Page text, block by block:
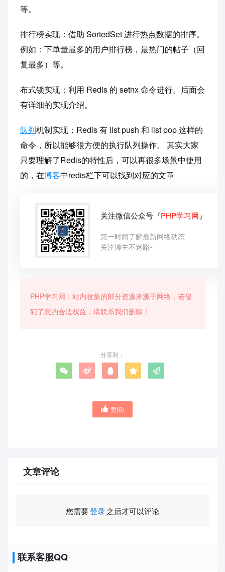
等。
排行榜实现：借助 SortedSet 进行热点数据的排序。
例如：下单量最多的用户排行榜，最热门的帖子（回
复最多）等。
布式锁实现：利用 Redis 的 setnx 命令进行。后面会
有详细的实现介绍。
队列机制实现：Redis 有 list push 和 list pop 这样的
命令，所以能够很方便的执行队列操作。 其实大家
只要理解了Redis的特性后，可以再很多场景中使用
的，在博客中redis栏下可以找到对应的文章
关注微信公众号『PHP学习网 』
第一时间了解最新网络动态
关注博主不迷路~
PHP学习网：站内收集的部分资源来源于网络，若侵
犯了您的合法权益，请联系我们删除！
分享到：
赞(0)
文章评论
您需要登录之后才可以评论
联系客服QQ